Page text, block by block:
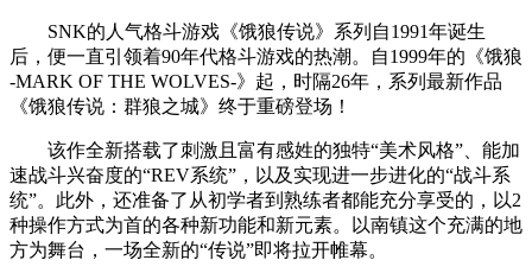
SNK的人气格斗游戏《饿狼传说》系列自1991年诞生
后，便一直引领着90年代格斗游戏的热潮。自1999年的《饿狼
-MARK OF THE WOLVES-》起，时隔26年，系列最新作品
《饿狼传说：群狼之城》终于重磅登场！
该作全新搭载了刺激且富有感姓的独特“美术风格”、能加
速战斗兴奋度的“REV系统”，以及实现进一步进化的“战斗系
统”。此外，还准备了从初学者到熟练者都能充分享受的，以2
种操作方式为首的各种新功能和新元素。以南镇这个充满的地
方为舞台，一场全新的“传说”即将拉开帷幕。